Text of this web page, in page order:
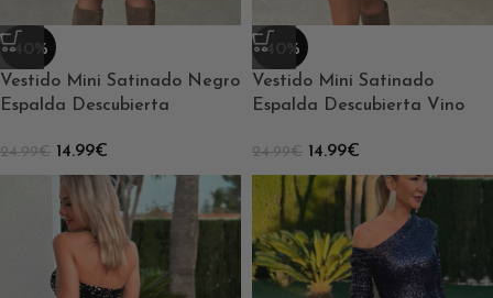
-40%
Vestido Mini Satinado Negro
Espalda Descubierta
24.99€ 14.99€
-40%
Vestido Mini Satinado
Espalda Descubierta Vino
24.99€ 14.99€